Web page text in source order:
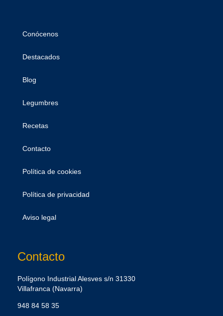
Conócenos
Destacados
Blog
Legumbres
Recetas
Contacto
Política de cookies
Política de privacidad
Aviso legal
Contacto
Polígono Industrial Alesves s/n 31330
Villafranca (Navarra)
948 84 58 35